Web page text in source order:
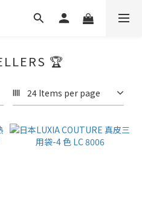
🏆
24 Items per page